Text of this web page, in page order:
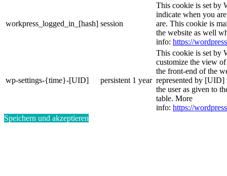
workpress_logged_in_[hash] session
This cookie is set by
indicate when you
are. This cookie is
the website as well
info: https://
wp-settings-{time}-[UID] persistent 1 year
This cookie is set by
customize the view
the front-end of the
represented by
the user as given to
table. More
info: https://
Speichern und akzeptieren